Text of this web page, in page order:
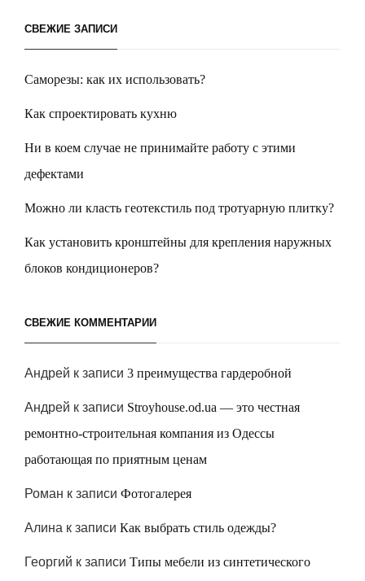
СВЕЖИЕ ЗАПИСИ
Саморезы: как их использовать?
Как спроектировать кухню
Ни в коем случае не принимайте работу с этими
дефектами
Можно ли класть геотекстиль под тротуарную плитку?
Как установить кронштейны для крепления наружных
блоков кондиционеров?
СВЕЖИЕ КОММЕНТАРИИ
Андрей к записи 3 преимущества гардеробной
Андрей к записи Stroyhouse.od.ua — это честная
ремонтно-строительная компания из Одессы
работающая по приятным ценам
Роман к записи Фотогалерея
Алина к записи Как выбрать стиль одежды?
Георгий к записи Типы мебели из синтетического